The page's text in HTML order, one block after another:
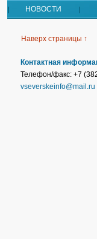
НОВОСТИ
Наверх страницы ↑
Контактная
Телефон/факс: +7
vseverskeinfo@mail.ru